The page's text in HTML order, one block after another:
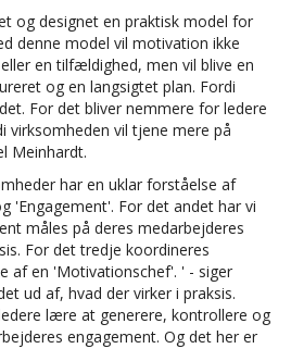
og designet en praktisk model for
denne model vil motivation ikke
en tilfældighed, men vil blive en
og en langsigtet plan. Fordi
For det bliver nemmere for ledere
virksomheden vil tjene mere på
Meinhardt.
har en uklar forståelse af
'Engagement'. For det andet har vi
måles på deres medarbejderes
For det tredje koordineres
af en 'Motivationschef'. ' - siger
ud af, hvad der virker i praksis.
lære at generere, kontrollere og
engagement. Og det her er